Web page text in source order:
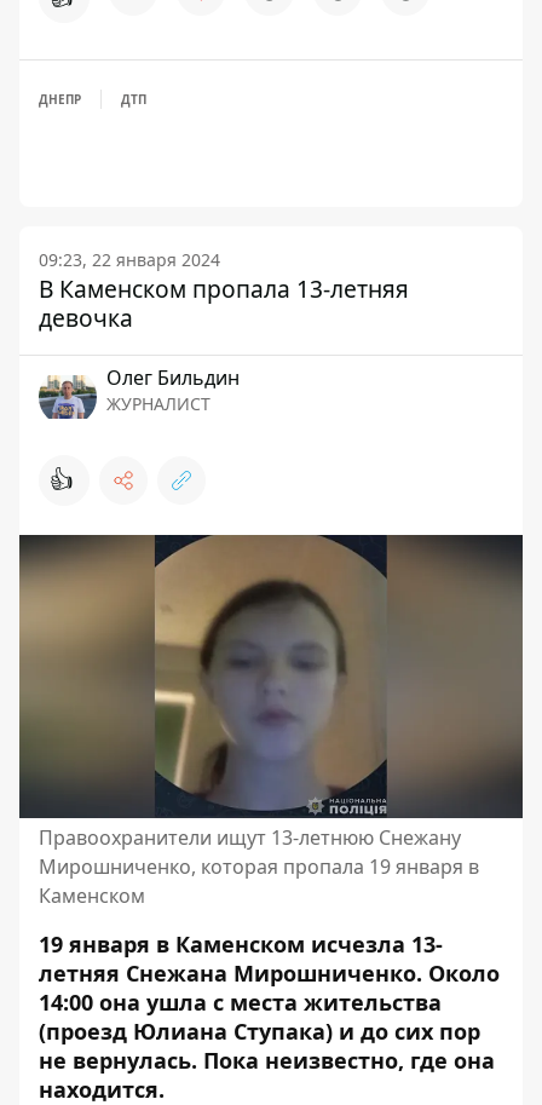
ДНЕПР ДТП
09:23, 22 января 2024
В Каменском пропала 13-летняя
девочка
Олег Бильдин
ЖУРНАЛИСТ
👍
Правоохранители ищут 13-летнюю Снежану
Мирошниченко, которая пропала 19 января в
Каменском
19 января в Каменском исчезла 13-
летняя Снежана Мирошниченко. Около
14:00 она ушла с места жительства
(проезд Юлиана Ступака) и до сих пор
не вернулась. Пока неизвестно, где она
находится.